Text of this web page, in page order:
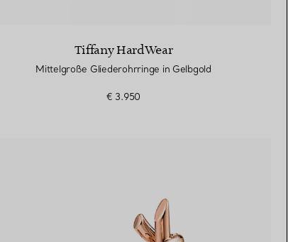
Tiffany HardWear
Mittelgroße Gliederohrringe in Gelbgold
€ 3.950